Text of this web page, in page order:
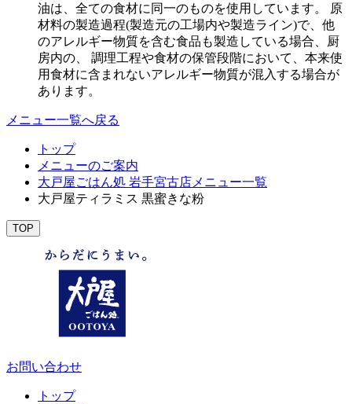
油は、全ての食材に同一のものを使用しています。 原
材料の製造過程(製造元の工場内や製造ライン)で、他
のアレルギー物質を含む食品も製造している場合、厨
房内の、 調理工程や食材の保管段階において、本来使
用食材に含まれないアレルギー物質が混入する場合が
あります。
メニュー一覧へ戻る
トップ
メニューのご案内
大戸屋ごはん処 岩手宮古店メニュー一覧
大戸屋ティラミス 黒蜜きな粉
TOP
お問い合わせ
トップ